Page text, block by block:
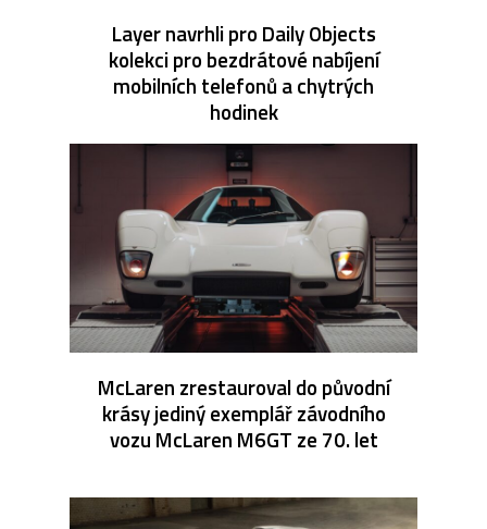
Layer navrhli pro Daily Objects
kolekci pro bezdrátové nabíjení
mobilních telefonů a chytrých
hodinek
McLaren zrestauroval do původní
krásy jediný exemplář závodního
vozu McLaren M6GT ze 70. let